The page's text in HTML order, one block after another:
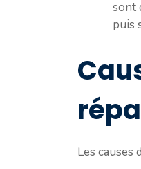
sont
puis
Les causes